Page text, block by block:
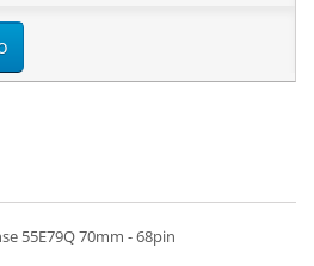
55E79Q 70mm - 68pin